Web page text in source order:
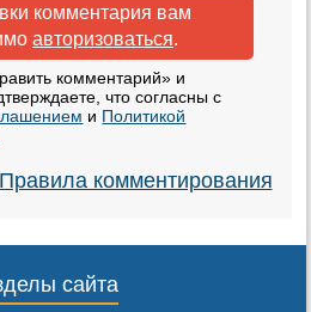
комментария вам
авторизоваться.
комментарий» и
что согласны с
и Политикой
Правила комментирования
сайта